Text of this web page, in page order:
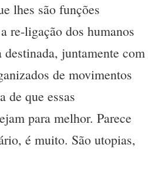
lhes são funções
re-ligação dos humanos
juntamente com
de movimentos
de que essas
para melhor. Parece
é muito. São utopias,